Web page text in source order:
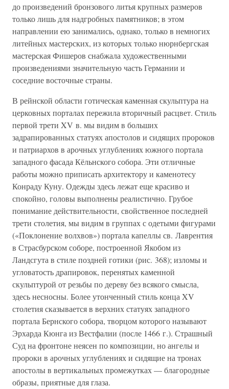
до произведений бронзового литья крупных размеров
только лишь для надгробных памятников; в этом
направлении ею занимались, однако, только в немногих
литейных мастерских, из которых только нюрнбергская
мастерская Фишеров снабжала художественными
произведениями значительную часть Германии и
соседние восточные страны.
В рейнской области готическая каменная скульптура на
церковных порталах пережила вторичный расцвет. Стиль
первой трети XV в. мы видим в больших
задрапированных статуях апостолов и сидящих пророков
и патриархов в арочных углублениях южного портала
западного фасада Кёльнского собора. Эти отличные
работы можно приписать архитектору и каменотесу
Конраду Куну. Одежды здесь лежат еще красиво и
спокойно, головы выполнены реалистично. Грубое
понимание действительности, свойственное последней
трети столетия, мы видим в группах с одетыми фигурами
(«Поклонение волхвов») портала капеллы св. Лаврентия
в Страсбурском соборе, построенной Якобом из
Ландсгута в стиле поздней готики (рис. 368); изломы и
угловатость драпировок, перенятых каменной
скульптурой от резьбы по дереву без всякого смысла,
здесь несносны. Более утонченный стиль конца XV
столетия сказывается в верхних статуях западного
портала Бернского собора, творцом которого называют
Эрхарда Кюнга из Вестфалии (после 1466 г.). Страшный
Суд на фронтоне неясен по композиции, но ангелы и
пророки в арочных углублениях и сидящие на тронах
апостолы в вертикальных промежутках — благородные
образы, приятные для глаза.